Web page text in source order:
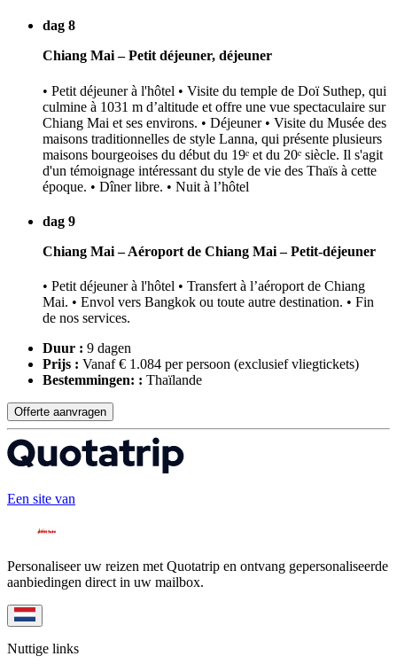
dag 8
Chiang Mai – Petit déjeuner, déjeuner
• Petit déjeuner à l'hôtel • Visite du temple de Doï Suthep, qui
culmine à 1031 m d’altitude et offre une vue spectaculaire sur
Chiang Mai et ses environs. • Déjeuner • Visite du Musée des
maisons traditionnelles de style Lanna, qui présente plusieurs
maisons bourgeoises du début du 19ᵉ et du 20ᵉ siècle. Il s'agit
d'un témoignage intéressant du style de vie des Thaïs à cette
époque. • Dîner libre. • Nuit à l’hôtel
dag 9
Chiang Mai – Aéroport de Chiang Mai – Petit-déjeuner
• Petit déjeuner à l'hôtel • Transfert à l’aéroport de Chiang
Mai. • Envol vers Bangkok ou toute autre destination. • Fin
de nos services.
Duur : 9 dagen
Prijs : Vanaf € 1.084 per persoon (exclusief vliegtickets)
Bestemmingen: : Thaïlande
Offerte aanvragen
Een site van
Personaliseer uw reizen met Quotatrip en ontvang gepersonaliseerde
aanbiedingen direct in uw mailbox.
Nuttige links